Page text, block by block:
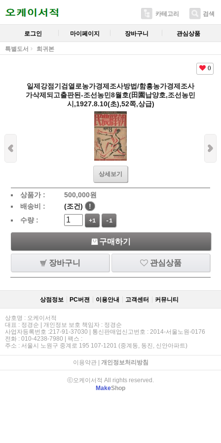
카테고리 검색
로그인 마이페이지 장바구니 관심상품
특별도서 희귀본
0
일제강점기검열로농가경제조사방법/함흥농가경제조사
가삭제되고출판된-조선농민8월호(田園납양호,조선농민
시,1927.8.10(초),52쪽,상급)
상세보기
상품가 : 500,000원
배송비 :
(조건)
!
수량 :
+1 -1
구매하기
장바구니 관심상품
상점정보 PC버젼 이용안내 고객센터 커뮤니티
상호명 : 오케이서적
대표 : 정경순 | 개인정보 보호 책임자 : 정경순
사업자등록번호 :217-91-37030 | 통신판매업신고번호 : 2014-서울노원-0176
전화 : 010-4238-7980 | 팩스 :
주소 : 서울시 노원구 중계로 195 107-1201 (중계동, 동진, 신안아파트)
이용약관| 개인정보처리방침
ⓒ오케이서적 All rights reserved.
MakeShop